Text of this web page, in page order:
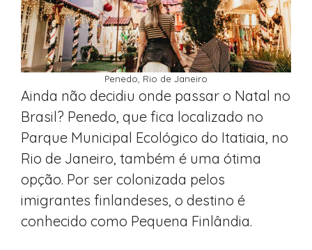
Penedo, Rio de Janeiro
Ainda não decidiu onde passar o Natal no
Brasil? Penedo, que fica localizado no
Parque Municipal Ecológico do Itatiaia, no
Rio de Janeiro, também é uma ótima
opção. Por ser colonizada pelos
imigrantes finlandeses, o destino é
conhecido como Pequena Finlândia.